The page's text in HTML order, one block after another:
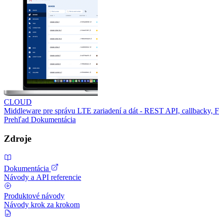
CLOUD
Middleware pre správu LTE zariadení a dát - REST API, callbacky,
Prehľad Dokumentácia
Zdroje
Dokumentácia
Návody a API referencie
Produktové návody
Návody krok za krokom